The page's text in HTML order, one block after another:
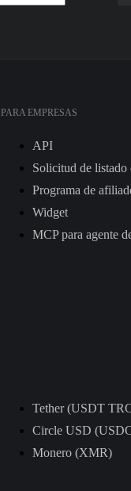
PARA EMPRESAS
API
Solicitud de listado
Programa de
Widget
MCP para agente
Tether (USDT
Circle USD
Monero (XMR)